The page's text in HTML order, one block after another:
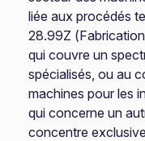
liée aux procédés
28.99Z
qui couvre un
spécialisés, ou au
machines pour les
qui concerne un
concentre